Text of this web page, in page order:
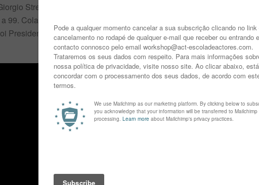
Strehler. Esteve na equipa inicial do Centro Cultural de Évora.
99. Colaborou com o Teatro Municipal de Almada e com o Novo
Presidente do Conselho Científico e Director do Departamento de